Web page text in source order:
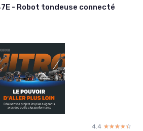
- Robot tondeuse connecté
4.4 ☆☆☆☆☆
★★★★★